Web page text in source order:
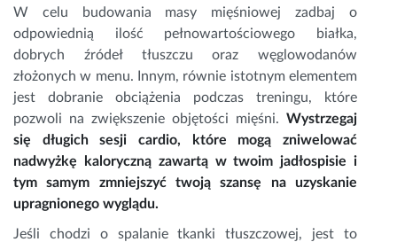
W celu budowania masy mięśniowej zadbaj o
odpowiednią ilość pełnowartościowego białka,
dobrych źródeł tłuszczu oraz węglowodanów
złożonych w menu. Innym, równie istotnym elementem
jest dobranie obciążenia podczas treningu, które
pozwoli na zwiększenie objętości mięśni. Wystrzegaj
się długich sesji cardio, które mogą zniwelować
nadwyżkę kaloryczną zawartą w twoim jadłospisie i
tym samym zmniejszyć twoją szansę na uzyskanie
upragnionego wyglądu.
Jeśli chodzi o spalanie tkanki tłuszczowej, jest to